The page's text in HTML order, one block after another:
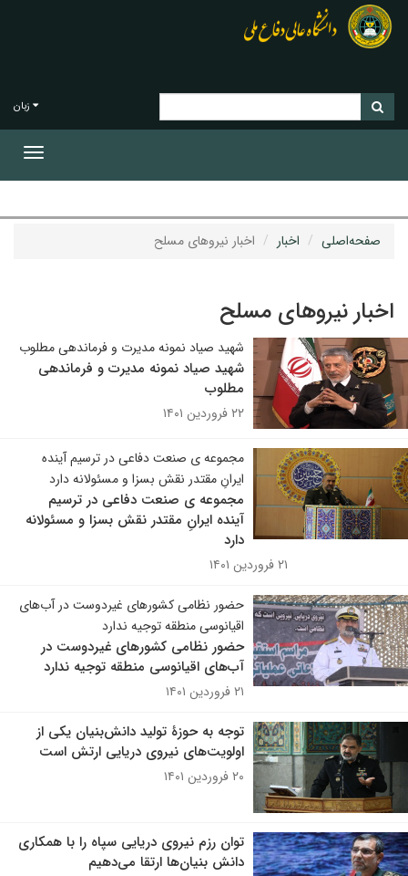
زبان
صفحه‌اصلی اخبار اخبار نیروهای مسلح
اخبار نیروهای مسلح
شهید صیاد نمونه مدیرت و فرماندهی مطلوب
شهید صیاد نمونه مدیرت و فرماندهی
مطلوب
۲۲ فروردین ۱۴۰۱
مجموعه ی صنعت دفاعی در ترسیم آینده
ایرانِ مقتدر نقش بسزا و مسئولانه دارد
مجموعه ی صنعت دفاعی در ترسیم
آینده ایرانِ مقتدر نقش بسزا و مسئولانه
دارد
۲۱ فروردین ۱۴۰۱
حضور نظامی کشور‌های غیردوست در آب‌های
اقیانوسی منطقه توجیه ندارد
حضور نظامی کشور‌های غیردوست در
آب‌های اقیانوسی منطقه توجیه ندارد
۲۱ فروردین ۱۴۰۱
توجه به حوزۀ تولید دانش‌بنیان یکی از
اولویت‌های نیروی دریایی ارتش است
۲۰ فروردین ۱۴۰۱
توان رزم نیروی دریایی سپاه را با همکاری
دانش بنیان‌ها ارتقا می‌دهیم